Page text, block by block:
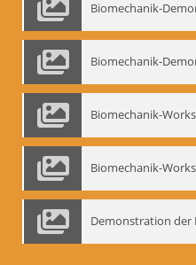
Biomechanik-